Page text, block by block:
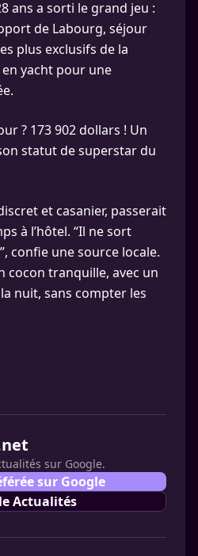
ans a sorti le grand jeu :
de Labourg, séjour
plus exclusifs de la
yacht pour une
? 173 902 dollars ! Un
statut de superstar du
et casanier, passerait
à l’hôtel. “Il ne sort
confie une source locale.
cocon tranquille, avec un
nuit, sans compter les
sur Google.
sur Google
Actualités